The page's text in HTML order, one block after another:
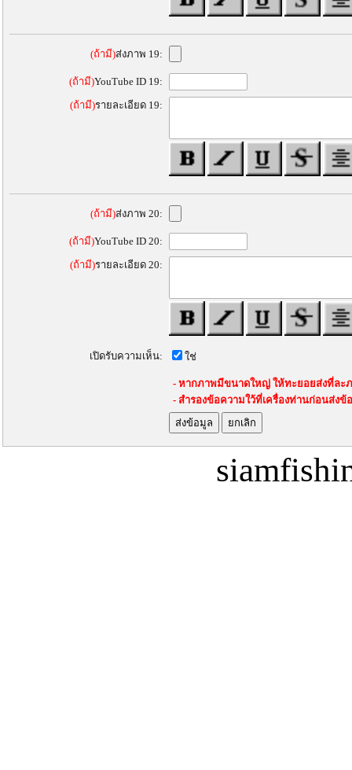
(ถ้ามี)ส่งภาพ 19:
(ถ้ามี)YouTube ID 19:
(ถ้ามี)รายละเอียด 19:
(ถ้ามี)ส่งภาพ 20:
(ถ้ามี)YouTube ID 20:
(ถ้ามี)รายละเอียด 20:
เปิดรับความเห็น: ใช่
- หากภาพมีขนาดใหญ่ ให้ทะยอยส่งที่ละ
- สำรองข้อความใว้ที่เครื่องท่านก่อนส่งข้